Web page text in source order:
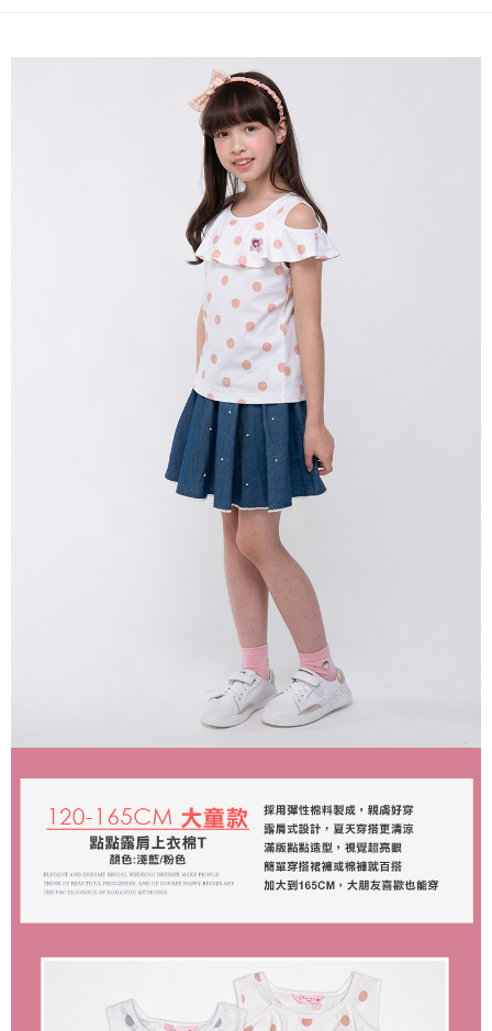
每筆NT$80，滿NT$2,000(含以上)免運費
每筆NT$80，滿NT$2,000(含以上)免運費